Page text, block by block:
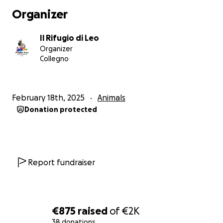
€875 raised of€2K
Ad oggi tra viste, esami, tac, farmaci e integratori la
Potete trovare fra le immagini e nei prossimi
aggiornamenti le fatture, i referti e alcuni scontrini.
Organizer
Il Rifugio di Leo
Organizer
Collegno
February 18th, 2025 Animals
Donation protected
Report fundraiser